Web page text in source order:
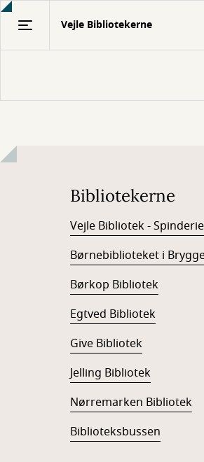
Gå
Vejle Bibliotekerne
Bibliotekerne
Vejle Bibliotek -
Børnebiblioteket i
Børkop Bibliotek
Egtved Bibliotek
Give Bibliotek
Jelling Bibliotek
Nørremarken Bibliotek
Biblioteksbussen